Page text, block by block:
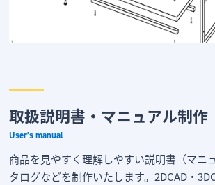
取扱説明書・マニュアル制作
User’s manual
商品を見やすく理解しやすい説明書（マニ
タログなどを制作いたします。2DCAD・